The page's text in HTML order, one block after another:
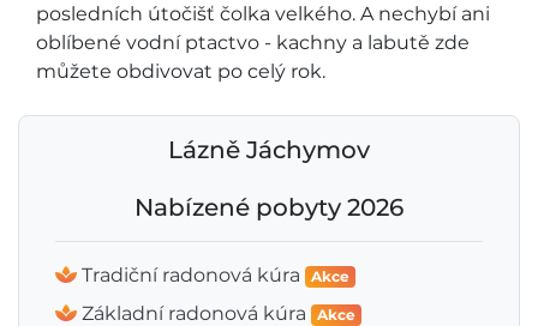
Lázně Jáchymov
Nabízené pobyty 2026
Tradiční radonová kúra Akce
Základní radonová kúra Akce
posledních útočišť čolka velkého. A nechybí ani
oblíbené vodní ptactvo - kachny a labutě zde
můžete obdivovat po celý rok.